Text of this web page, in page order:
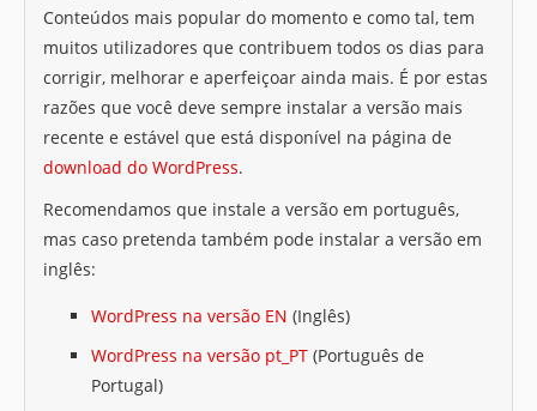
Conteúdos mais popular do momento e como tal, tem
muitos utilizadores que contribuem todos os dias para
corrigir, melhorar e aperfeiçoar ainda mais. É por estas
razões que você deve sempre instalar a versão mais
recente e estável que está disponível na página de
download do WordPress.
Recomendamos que instale a versão em português,
mas caso pretenda também pode instalar a versão em
inglês:
WordPress na versão EN (Inglês)
WordPress na versão pt_PT (Português de
Portugal)